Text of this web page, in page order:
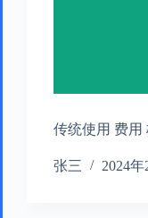
传统使用 费用
张三 2024年